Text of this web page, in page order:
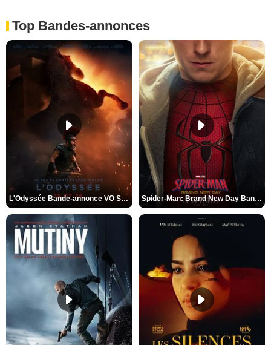
Top Bandes-annonces
L'Odyssée Bande-annonce VO STFR Spider-Man: Brand New Day Bande-annonce VO STFR